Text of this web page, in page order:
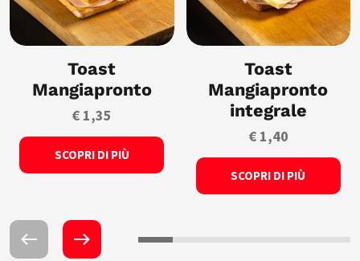
Toast
Mangiapronto
€ 1,35
SCOPRI DI PIÙ
Toast
Mangiapronto
integrale
€ 1,40
SCOPRI DI PIÙ